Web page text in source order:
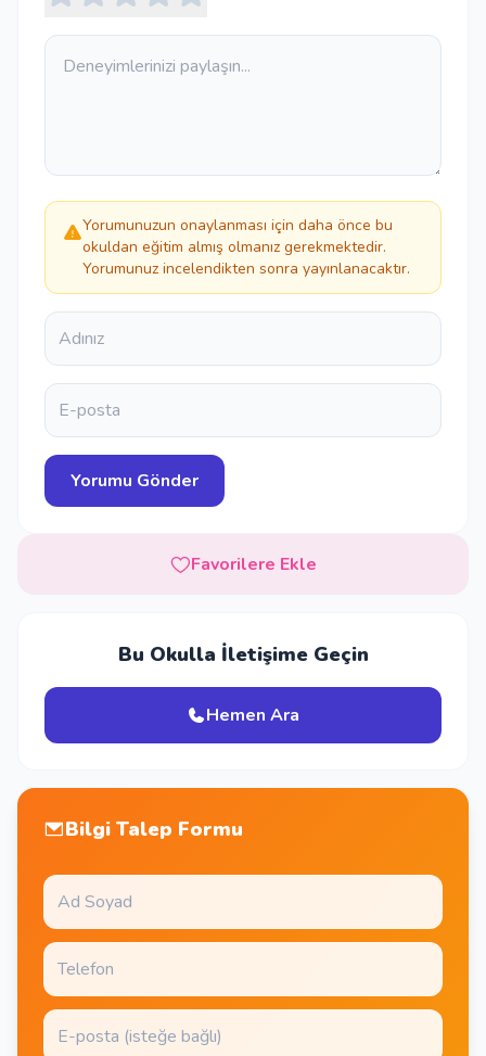
Yorumunuzun onaylanması için daha önce bu
okuldan eğitim almış olmanız gerekmektedir.
Yorumunuz incelendikten sonra yayınlanacaktır.
Favorilere Ekle
Bu Okulla İletişime Geçin
Hemen Ara
Bilgi Talep Formu